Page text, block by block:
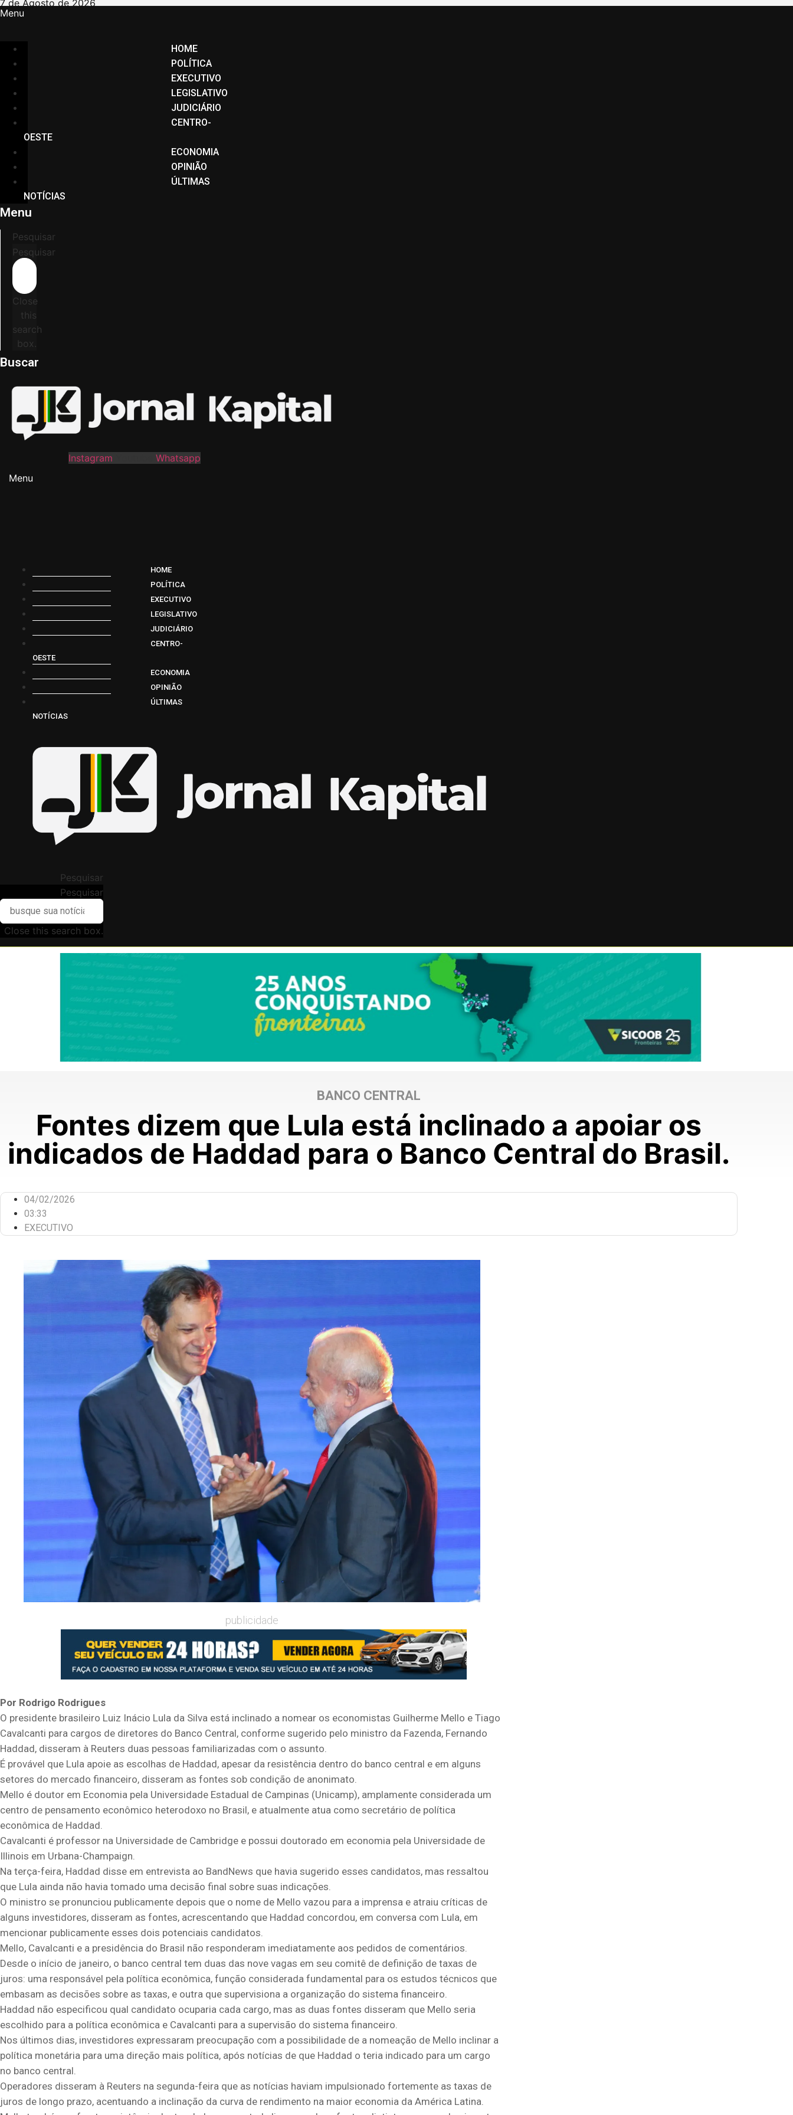
Ir
para
conteúdo
7 de Agosto de 2026
Menu
HOME
POLÍTICA
EXECUTIVO
LEGISLATIVO
JUDICIÁRIO
CENTRO-
OESTE
ECONOMIA
OPINIÃO
ÚLTIMAS
NOTÍCIAS
Menu
Pesquisar
Pesquisar
Close
this
search
box.
Buscar
Instagram
Whatsapp
Menu
HOME
POLÍTICA
EXECUTIVO
LEGISLATIVO
JUDICIÁRIO
CENTRO-
OESTE
ECONOMIA
OPINIÃO
ÚLTIMAS
NOTÍCIAS
Pesquisar
Pesquisar
Close this search box.
BANCO CENTRAL
Fontes dizem que Lula está inclinado a apoiar os
indicados de Haddad para o Banco Central do Brasil.
04/02/2026
03:33
EXECUTIVO
publicidade
Por Rodrigo Rodrigues
O presidente brasileiro Luiz Inácio Lula da Silva está inclinado a nomear os economistas Guilherme Mello e Tiago
Cavalcanti para cargos de diretores do Banco Central, conforme sugerido pelo ministro da Fazenda, Fernando
Haddad, disseram à Reuters duas pessoas familiarizadas com o assunto.
É provável que Lula apoie as escolhas de Haddad, apesar da resistência dentro do banco central e em alguns
setores do mercado financeiro, disseram as fontes sob condição de anonimato.
Mello é doutor em Economia pela Universidade Estadual de Campinas (Unicamp), amplamente considerada um
centro de pensamento econômico heterodoxo no Brasil, e atualmente atua como secretário de política
econômica de Haddad.
Cavalcanti é professor na Universidade de Cambridge e possui doutorado em economia pela Universidade de
Illinois em Urbana-Champaign.
Na terça-feira, Haddad disse em entrevista ao BandNews que havia sugerido esses candidatos, mas ressaltou
que Lula ainda não havia tomado uma decisão final sobre suas indicações.
O ministro se pronunciou publicamente depois que o nome de Mello vazou para a imprensa e atraiu críticas de
alguns investidores, disseram as fontes, acrescentando que Haddad concordou, em conversa com Lula, em
mencionar publicamente esses dois potenciais candidatos.
Mello, Cavalcanti e a presidência do Brasil não responderam imediatamente aos pedidos de comentários.
Desde o início de janeiro, o banco central tem duas das nove vagas em seu comitê de definição de taxas de
juros: uma responsável pela política econômica, função considerada fundamental para os estudos técnicos que
embasam as decisões sobre as taxas, e outra que supervisiona a organização do sistema financeiro.
Haddad não especificou qual candidato ocuparia cada cargo, mas as duas fontes disseram que Mello seria
escolhido para a política econômica e Cavalcanti para a supervisão do sistema financeiro.
Nos últimos dias, investidores expressaram preocupação com a possibilidade de a nomeação de Mello inclinar a
política monetária para uma direção mais política, após notícias de que Haddad o teria indicado para um cargo
no banco central.
Operadores disseram à Reuters na segunda-feira que as notícias haviam impulsionado fortemente as taxas de
juros de longo prazo, acentuando a inclinação da curva de rendimento na maior economia da América Latina.